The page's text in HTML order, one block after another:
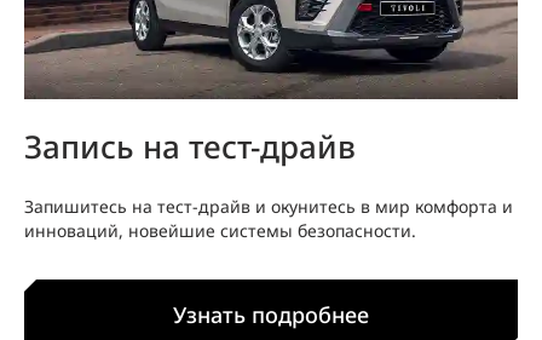
Запись на тест-драйв
Запишитесь на тест-драйв и окунитесь в мир комфорта и
инноваций, новейшие системы безопасности.
Узнать подробнее